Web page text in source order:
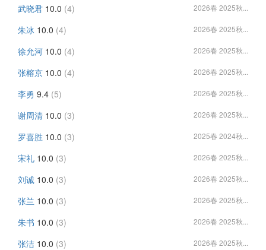
武晓君 10.0 (4) 2026春 2025秋...
朱冰 10.0 (4) 2026春 2025秋...
徐允河 10.0 (4) 2026春 2025秋...
张榕京 10.0 (4) 2026春 2025秋...
李勇 9.4 (5) 2026春 2025秋...
谢周清 10.0 (3) 2026春 2025秋...
罗喜胜 10.0 (3) 2025春 2024秋...
宋礼 10.0 (3) 2026春 2025秋...
刘诚 10.0 (3) 2026春 2025秋...
张兰 10.0 (3) 2026春 2025秋...
朱书 10.0 (3) 2026春 2025秋...
张洁 10.0 (3) 2026春 2025秋...